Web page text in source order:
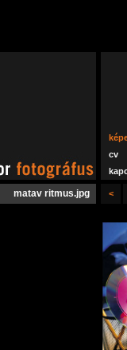
cv
<
matav ritmus.jpg